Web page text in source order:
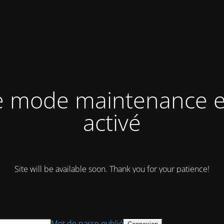
mode maintenance
activé
Site will be available soon. Thank you for your patience!